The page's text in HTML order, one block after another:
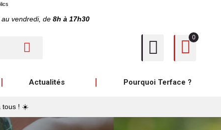
au vendredi, de 8h à 17h30
0
Actualités Pourquoi Terface ?
tous ! ☀️